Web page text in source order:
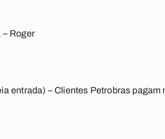
– Roger
entrada) – Clientes Petrobras